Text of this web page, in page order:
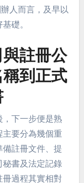
人而言，及早以
礎。
註冊公
到正式
，下一步便是熟
要分為幾個重
註冊文件、提
書及法定記錄
過程其實相對